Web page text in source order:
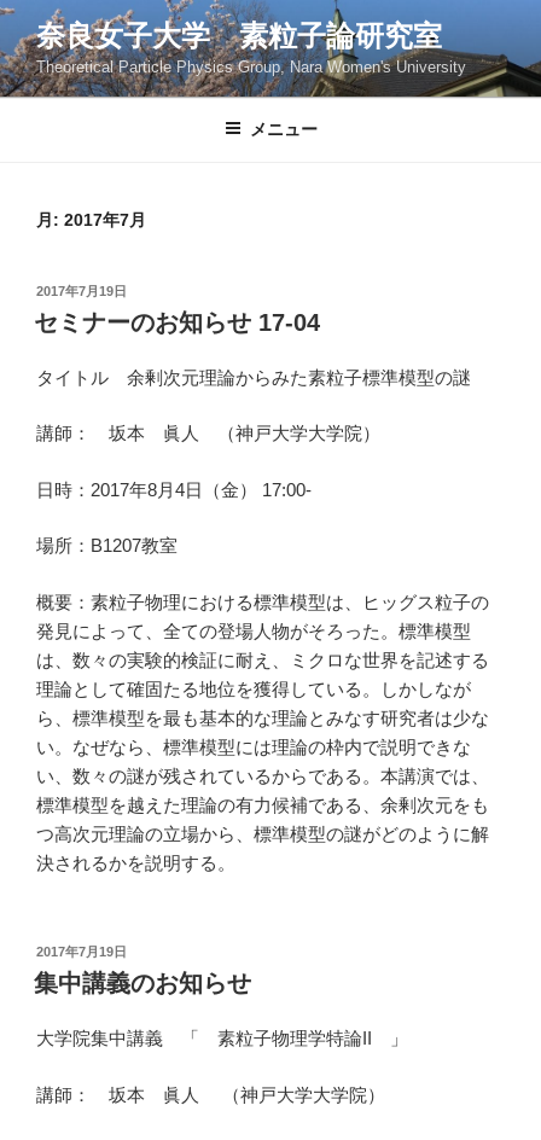
コ
ン
テ
ン
奈良女子大学 素粒子論研究室
Theoretical Particle Physics Group, Nara Women's University
メニュー
月: 2017年7月
投
稿
日:
2017年7月19日
セミナーのお知らせ 17-04
タイトル 余剰次元理論からみた素粒子標準模型の謎
講師： 坂本 眞人 （神戸大学大学院）
日時：2017年8月4日（金） 17:00-
場所：B1207教室
概要：素粒子物理における標準模型は、ヒッグス粒子の
発見によって、全ての登場人物がそろった。標準模型
は、数々の実験的検証に耐え、ミクロな世界を記述する
理論として確固たる地位を獲得している。しかしなが
ら、標準模型を最も基本的な理論とみなす研究者は少な
い。なぜなら、標準模型には理論の枠内で説明できな
い、数々の謎が残されているからである。本講演では、
標準模型を越えた理論の有力候補である、余剰次元をも
つ高次元理論の立場から、標準模型の謎がどのように解
決されるかを説明する。
投
稿
日:
2017年7月19日
集中講義のお知らせ
大学院集中講義 「 素粒子物理学特論II 」
講師： 坂本 眞人 （神戸大学大学院）